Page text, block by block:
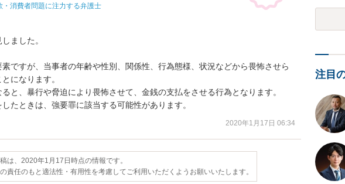
・消費者問題に注力する弁護士
ました。
ですが、当事者の年齢や性別、関係性、行為態様、状況などから畏怖させら
になります。
と、暴行や脅迫により畏怖させて、金銭の支払をさせる行為となります。
たときは、強要罪に該当する可能性があります。
2020年1月17日 06:34
は、2020年1月17日時点の情報です。
責任のもと適法性・有用性を考慮してご利用いただくようお願いいたします。
注目